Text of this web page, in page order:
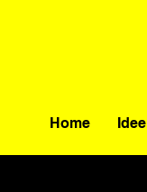
Home Idee